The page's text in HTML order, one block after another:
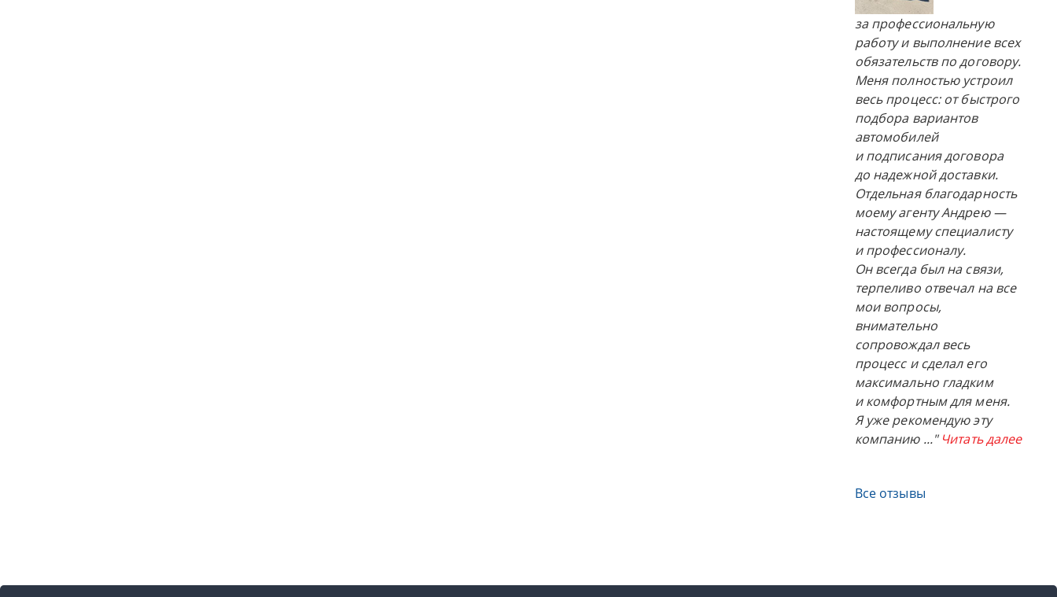
за профессиональную
работу и выполнение всех
обязательств по договору.
Меня полностью устроил
весь процесс: от быстрого
подбора вариантов
автомобилей
и подписания договора
до надежной доставки.
Отдельная благодарность
моему агенту Андрею —
настоящему специалисту
и профессионалу.
Он всегда был на связи,
терпеливо отвечал на все
мои вопросы,
внимательно
сопровождал весь
процесс и сделал его
максимально гладким
и комфортным для меня.
Я уже рекомендую эту
компанию ..." Читать далее
Все отзывы